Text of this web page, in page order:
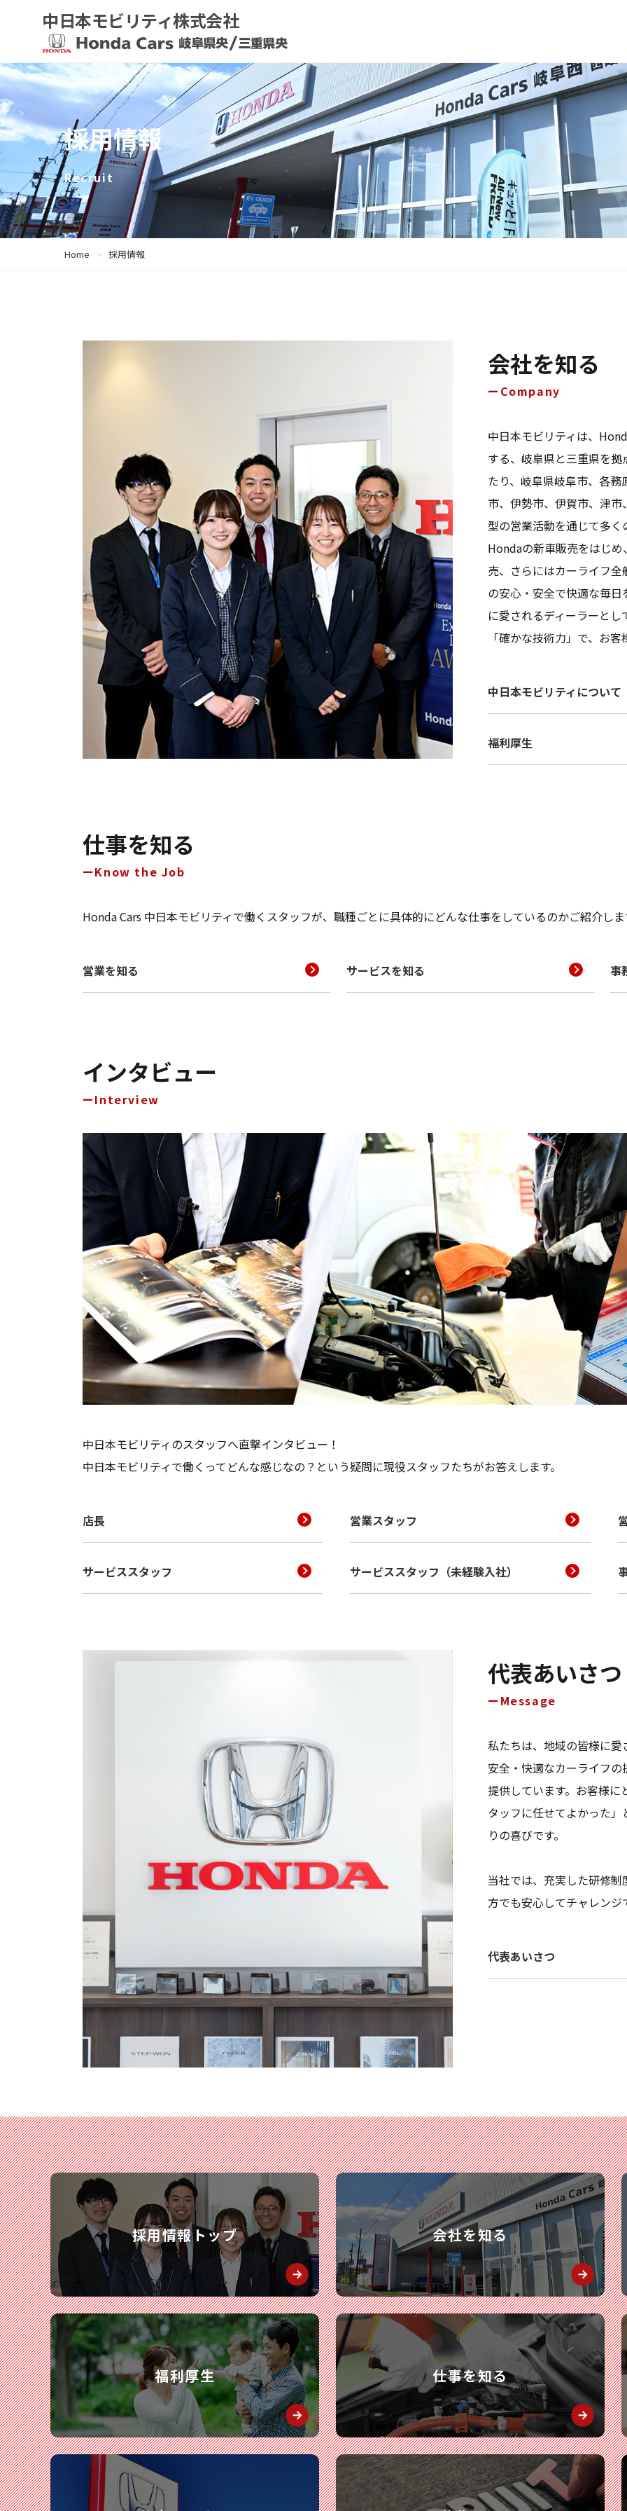
中日本モビリティ株式会社
採用情報
Recruit
Home 採用情報
会社を知る
Company
中日本モビリティは、
する、岐阜県と三重県を
たり、岐阜県岐阜市、各
市、伊勢市、伊賀市、津
型の営業活動を通じて多
Hondaの新車販売をはじ
売、さらにはカーライフ
の安心・安全で快適な毎
に愛されるディーラーと
「確かな技術力」で、お
中日本モビリティについて
福利厚生
仕事を知る
Know the Job
Honda Cars 中日本モビリティで働くスタッフが、職種ごとに具体的にどんな仕事をしているのかご紹介しま
営業を知る サービスを知る 事
インタビュー
Interview
中日本モビリティのスタッフへ直撃インタビュー！
中日本モビリティで働くってどんな感じなの？という疑問に現役スタッフたちがお答えします。
店長 営業スタッフ
サービススタッフ サービススタッフ（未経験入社）
代表あいさつ
Message
私たちは、地域の皆様に
安全・快適なカーライフ
提供しています。お客様
タッフに任せてよかった
りの喜びです。
当社では、充実した研修
方でも安心してチャレン
代表あいさつ
採用情報トップ 会社を知る
福利厚生 仕事を知る